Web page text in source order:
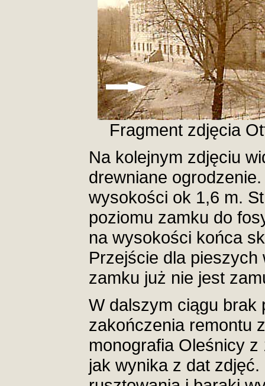
Fragment zdjęcia
Na kolejnym zdjęciu
drewniane
wysokości ok 1,6 m.
poziomu zamku do
na wysokości końca
Przejście dla
zamku już nie jest
W dalszym ciągu brak
zakończenia remontu
monografia Oleśnicy
jak wynika z dat zdjęć.